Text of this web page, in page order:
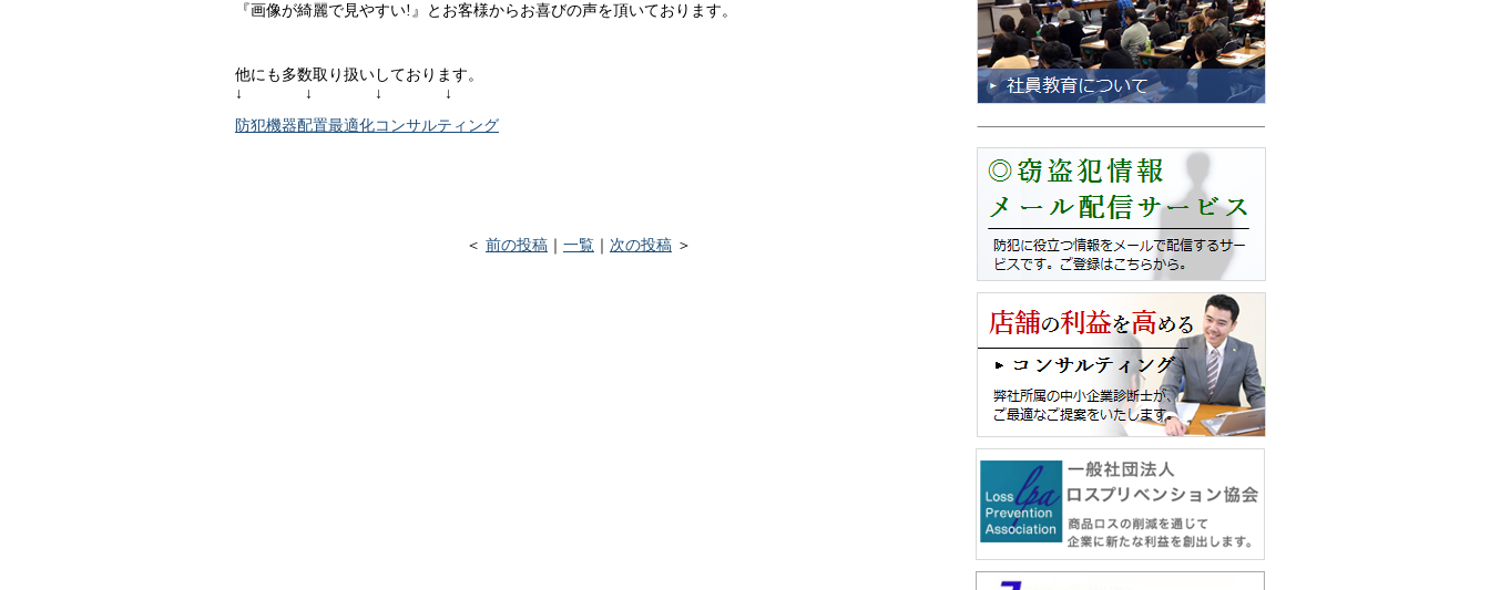
『画像が綺麗で見やすい!』とお客様からお喜びの声を頂いております。
他にも多数取り扱いしております。
↓ ↓ ↓ ↓
防犯機器配置最適化コンサルティング
＜ 前の投稿 一覧 次の投稿 ＞